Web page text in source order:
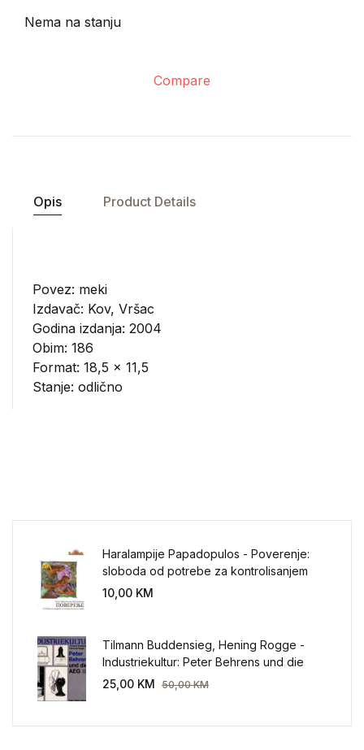
Nema na stanju
Compare
Opis Product Details
Povez: meki
Izdavač: Kov, Vršac
Godina izdanja: 2004
Obim: 186
Format: 18,5 x 11,5
Stanje: odlično
Haralampije Papadopulos - Poverenje:
sloboda od potrebe za kontrolisanjem
sveta
10,00 KM
Tilmann Buddensieg, Hening Rogge -
Industriekultur: Peter Behrens und die
AEG 1907-1914.
25,00 KM 50,00KM